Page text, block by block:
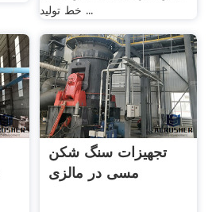
خط تولید ...
تجهیزات سنگ شکن
مسی در مالزی